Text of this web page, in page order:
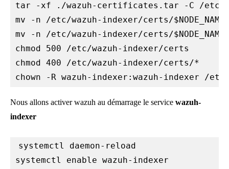
tar -xf ./wazuh-certificates.tar -C /etc/
mv -n /etc/wazuh-indexer/certs/
mv -n /etc/wazuh-indexer/certs/
chmod 500 /etc/wazuh-indexer/certs
chmod 400 /etc/wazuh-indexer/certs/*
chown -R wazuh-indexer:wazuh-indexer /
Nous allons activer wazuh au démarrage le service wazuh-
indexer
systemctl daemon-reload
systemctl enable wazuh-indexer